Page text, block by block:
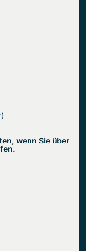
wenn Sie über